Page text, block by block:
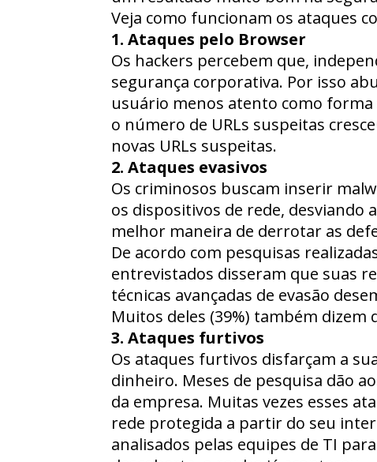
Veja como funcionam os ataques
1. Ataques pelo Browser
Os hackers percebem que,
segurança corporativa. Por isso
usuário menos atento como forma
o número de URLs suspeitas
novas URLs suspeitas.
2. Ataques evasivos
Os criminosos buscam inserir
os dispositivos de rede, desviando
melhor maneira de derrotar as
De acordo com pesquisas
entrevistados disseram que suas
técnicas avançadas de evasão
Muitos deles (39%) também
3. Ataques furtivos
Os ataques furtivos disfarçam a
dinheiro. Meses de pesquisa dão
da empresa. Muitas vezes esses
rede protegida a partir do seu
analisados pelas equipes de TI